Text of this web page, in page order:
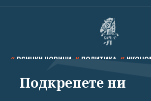
ВСИЧКИ НОВИНИ ПОЛИТИКА
СПОРТ КУЛТУРА ТЕХНОЛОГИИ
Подкрепете ни